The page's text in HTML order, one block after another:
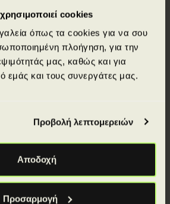
cookies
όπως τα cookies για να σου
πλοήγηση, για την
μας, καθώς και για
εμάς και τους συνεργάτες μας.
Προβολή λεπτομερειών
Αποδοχή
Προσαρμογή
από κορυφαίους